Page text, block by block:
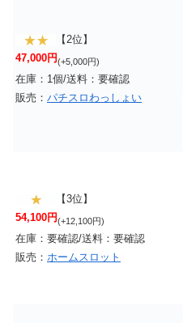
【2位】
47,000円(+5,000円)
在庫：1個/送料：要確認
販売： パチスロわっしょい
【3位】
54,100円(+12,100円)
在庫：要確認/送料：要確認
販売： ホームスロット